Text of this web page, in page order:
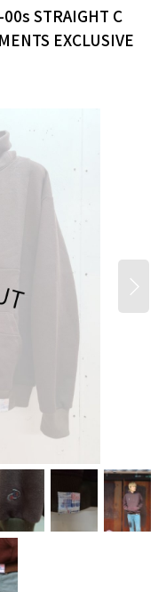
STRAIGHT C
EXCLUSIVE